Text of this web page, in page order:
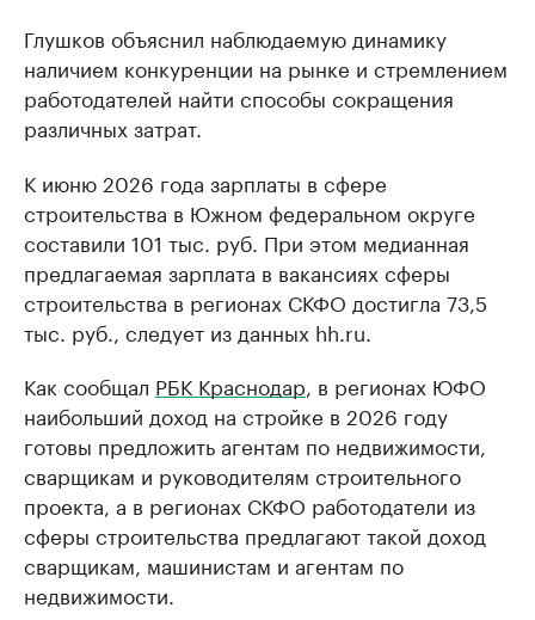
Глушков объяснил наблюдаемую динамику
наличием конкуренции на рынке и стремлением
работодателей найти способы сокращения
различных затрат.
К июню 2026 года зарплаты в сфере
строительства в Южном федеральном округе
составили 101 тыс. руб. При этом медианная
предлагаемая зарплата в вакансиях сферы
строительства в регионах СКФО достигла 73,5
тыс. руб., следует из данных hh.ru.
Как сообщал РБК Краснодар , в регионах ЮФО
наибольший доход на стройке в 2026 году
готовы предложить агентам по недвижимости,
сварщикам и руководителям строительного
проекта, а в регионах СКФО работодатели из
сферы строительства предлагают такой доход
сварщикам, машинистам и агентам по
недвижимости.